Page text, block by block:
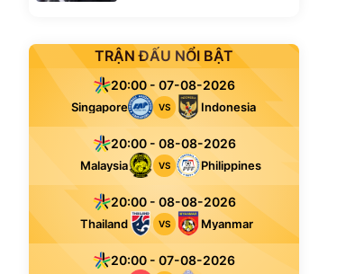
TRẬN ĐẤU NỔI BẬT
20:00 - 07-08-2026
Singapore VS Indonesia
20:00 - 08-08-2026
Malaysia VS Philippines
20:00 - 08-08-2026
Thailand VS Myanmar
20:00 - 07-08-2026